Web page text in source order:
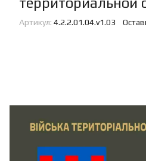
Артикул: 4.2.2.01.04.v1.03